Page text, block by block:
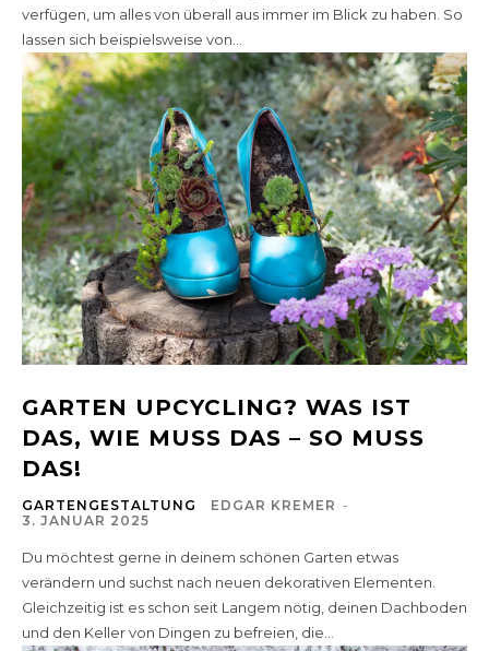
verfügen, um alles von überall aus immer im Blick zu haben. So
lassen sich beispielsweise von...
GARTEN UPCYCLING? WAS IST
DAS, WIE MUSS DAS – SO MUSS
DAS!
GARTENGESTALTUNG EDGAR KREMER -
3. JANUAR 2025
Du möchtest gerne in deinem schönen Garten etwas
verändern und suchst nach neuen dekorativen Elementen.
Gleichzeitig ist es schon seit Langem nötig, deinen Dachboden
und den Keller von Dingen zu befreien, die...